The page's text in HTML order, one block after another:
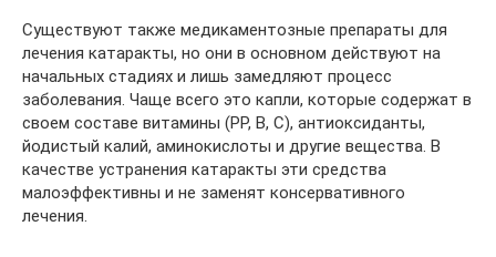
Существуют также медикаментозные препараты для
лечения катаракты, но они в основном действуют на
начальных стадиях и лишь замедляют процесс
заболевания. Чаще всего это капли, которые содержат в
своем составе витамины (РР, В, С), антиоксиданты,
йодистый калий, аминокислоты и другие вещества. В
качестве устранения катаракты эти средства
малоэффективны и не заменят консервативного
лечения.